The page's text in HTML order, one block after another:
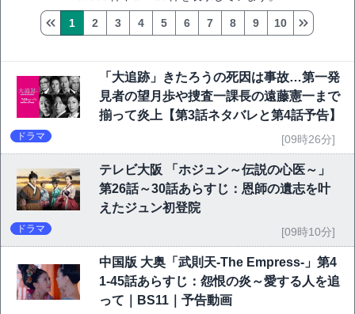
1 2 3 4 5 6 7 8 9 10
「大追跡」きたろうの死因は事故…第一発
見者の望月歩や捜査一課長の遠藤憲一まで
揃って炎上【第3話ネタバレと第4話予告】
ドラマ [09時26分]
テレビ大阪 「ホジュン～伝説の心医～」
第26話～30話あらすじ：恩師の遺志を叶
えたジュン初登院
ドラマ [09時10分]
中国版 大奥「武則天-The Empress-」第4
1-45話あらすじ：怨恨の炎～愛する人を追
って｜BS11｜予告動画